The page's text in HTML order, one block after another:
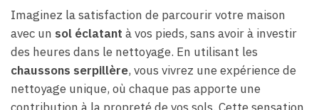
Imaginez la satisfaction de parcourir votre maison
avec un sol éclatant à vos pieds, sans avoir à investir
des heures dans le nettoyage. En utilisant les
chaussons serpillère, vous vivrez une expérience de
nettoyage unique, où chaque pas apporte une